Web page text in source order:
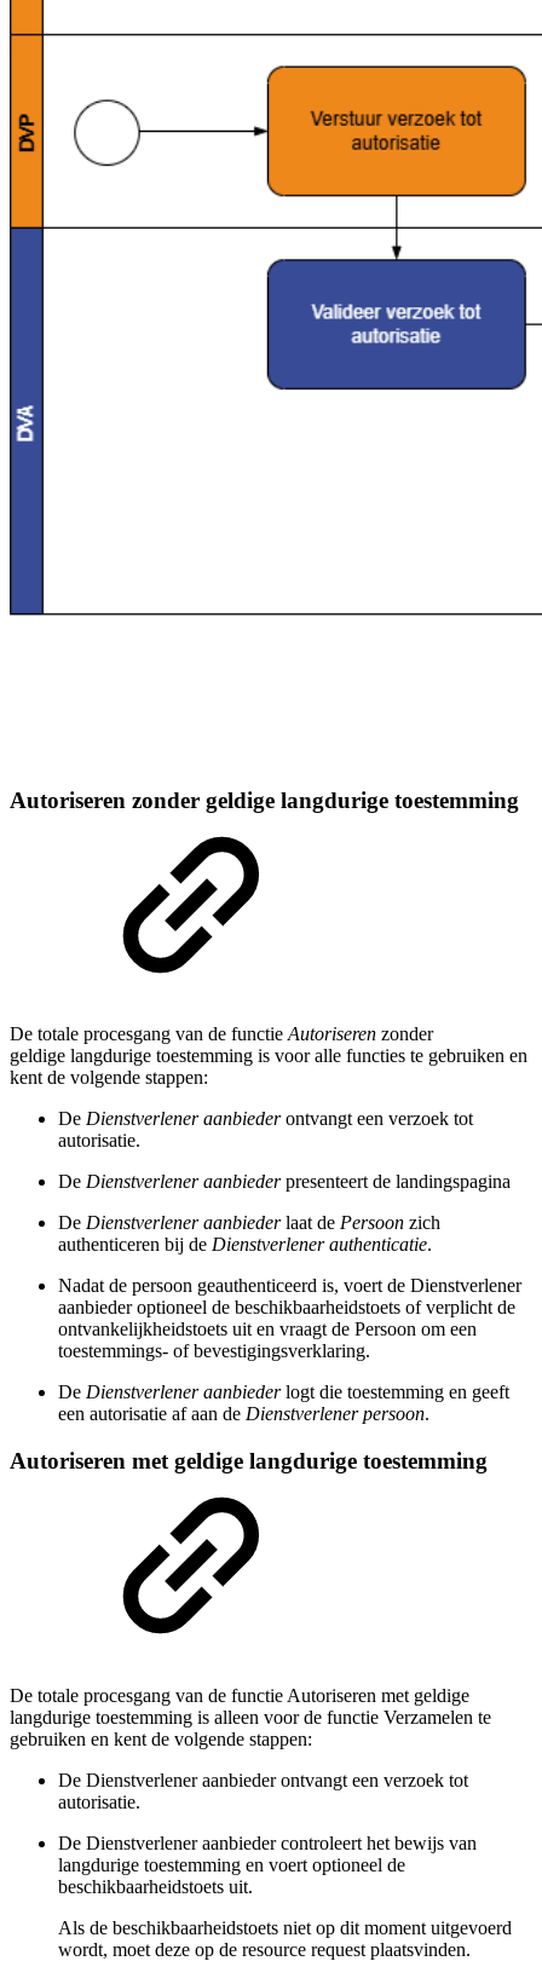
Autoriseren zonder geldige langdurige toestemming
De totale procesgang van de functie Autoriseren zonder
geldige langdurige toestemming is voor alle functies te gebruiken en
kent de volgende stappen:
De Dienstverlener aanbiederontvangt een verzoek tot
autorisatie.
De Dienstverlener aanbiederpresenteert de landingspagina
De Dienstverlener aanbiederlaat de Persoon zich
authenticeren bij de Dienstverlener authenticatie.
Nadat de persoon geauthenticeerd is, voert de Dienstverlener
aanbieder optioneel de beschikbaarheidstoets of verplicht de
ontvankelijkheidstoets uit en vraagt de Persoon om een
toestemmings- of bevestigingsverklaring.
De Dienstverlener aanbiederlogt die toestemming en geeft
een autorisatie af aan de Dienstverlener persoon.
Autoriseren met geldige langdurige toestemming
De totale procesgang van de functie Autoriseren met geldige
langdurige toestemming is alleen voor de functie Verzamelen te
gebruiken en kent de volgende stappen:
De Dienstverlener aanbieder ontvangt een verzoek tot
autorisatie.
De Dienstverlener aanbieder controleert het bewijs van
langdurige toestemming en voert optioneel de
beschikbaarheidstoets uit.
Als de beschikbaarheidstoets niet op dit moment uitgevoerd
wordt, moet deze op de resource request plaatsvinden.